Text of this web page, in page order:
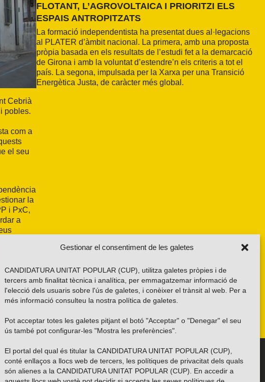
Gestionar el consentiment de les galetes
CANDIDATURA UNITAT POPULAR (CUP), utilitza galetes pròpies i de
tercers amb finalitat tècnica i analítica, per emmagatzemar informació de
l'elecció dels usuaris sobre l'ús de galetes, i conèixer el trànsit al web. Per a
més informació consulteu la nostra política de galetes
Pot acceptar totes les galetes pitjant el botó "Acceptar" o "Denegar" el seu
ús també pot configurar-les "Mostra les preferències".
El portal del qual és titular la CANDIDATURA UNITAT POPULAR (CUP),
conté enllaços a llocs web de tercers, les polítiques de privacitat dels quals
són alienes a la CANDIDATURA UNITAT POPULAR (CUP). En accedir a
Cebrià
pobles.
com a
el seu
la
i PxC,
a
hi ha
amb el
als
FLOTANT, L’AGROVOLTAICA I PRIORITZI ELS
ESPAIS ANTROPITZATS
La formació independentista ha presentat dues al·legacions
al PLATER d’àmbit nacional. La primera, amb una proposta
pròpia basada en els resultats de l’estudi fet a la demarcació
de Girona i amb la voluntat d’estendre’n els criteris a tot el
país. La segona, impulsada per la Xarxa per una Transició
Energètica Justa, de caràcter més global.
Troba’ns a les xarxes socials